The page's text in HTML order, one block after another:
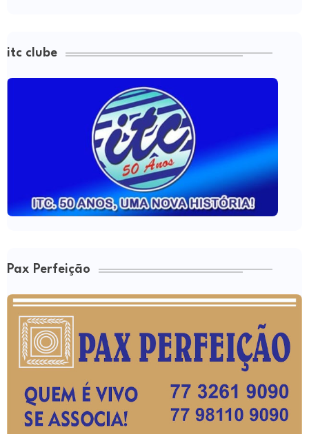
itc clube
Pax Perfeição